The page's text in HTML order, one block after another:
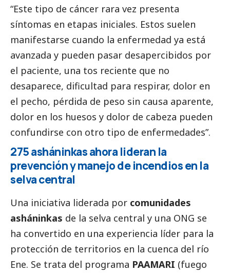
“Este tipo de cáncer rara vez presenta
síntomas en etapas iniciales. Estos suelen
manifestarse cuando la enfermedad ya está
avanzada y pueden pasar desapercibidos por
el paciente, una tos reciente que no
desaparece, dificultad para respirar, dolor en
el pecho, pérdida de peso sin causa aparente,
dolor en los huesos y dolor de cabeza pueden
confundirse con otro tipo de enfermedades”.
275 asháninkas ahora lideran la
prevención y manejo de incendios en la
selva central
Una iniciativa liderada por comunidades
asháninkas de la selva central y una ONG se
ha convertido en una experiencia líder para la
protección de territorios en la cuenca del río
Ene. Se trata del programa PAAMARI (fuego